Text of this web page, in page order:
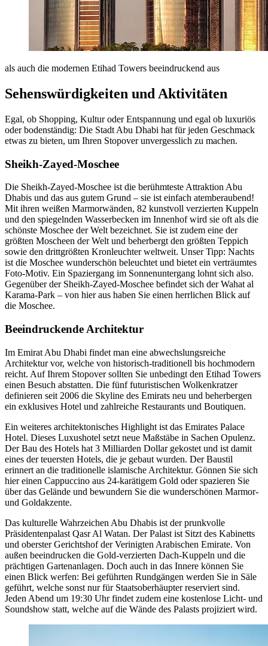
als auch die modernen Etihad Towers beeindruckend aus
Sehenswürdigkeiten und Aktivitäten
Egal, ob Shopping, Kultur oder Entspannung und egal ob luxuriös
oder bodenständig: Die Stadt Abu Dhabi hat für jeden Geschmack
etwas zu bieten, um Ihren Stopover unvergesslich zu machen.
Sheikh-Zayed-Moschee
Die Sheikh-Zayed-Moschee ist die berühmteste Attraktion Abu
Dhabis und das aus gutem Grund – sie ist einfach atemberaubend!
Mit ihren weißen Marmorwänden, 82 kunstvoll verzierten Kuppeln
und den spiegelnden Wasserbecken im Innenhof wird sie oft als die
schönste Moschee der Welt bezeichnet. Sie ist zudem eine der
größten Moscheen der Welt und beherbergt den größten Teppich
sowie den drittgrößten Kronleuchter weltweit. Unser Tipp: Nachts
ist die Moschee wunderschön beleuchtet und bietet ein verträumtes
Foto-Motiv. Ein Spaziergang im Sonnenuntergang lohnt sich also.
Gegenüber der Sheikh-Zayed-Moschee befindet sich der Wahat al
Karama-Park – von hier aus haben Sie einen herrlichen Blick auf
die Moschee.
Beeindruckende Architektur
Im Emirat Abu Dhabi findet man eine abwechslungsreiche
Architektur vor, welche von historisch-traditionell bis hochmodern
reicht. Auf Ihrem Stopover sollten Sie unbedingt den Etihad Towers
einen Besuch abstatten. Die fünf futuristischen Wolkenkratzer
definieren seit 2006 die Skyline des Emirats neu und beherbergen
ein exklusives Hotel und zahlreiche Restaurants und Boutiquen.
Ein weiteres architektonisches Highlight ist das Emirates Palace
Hotel. Dieses Luxushotel setzt neue Maßstäbe in Sachen Opulenz.
Der Bau des Hotels hat 3 Milliarden Dollar gekostet und ist damit
eines der teuersten Hotels, die je gebaut wurden. Der Baustil
erinnert an die traditionelle islamische Architektur. Gönnen Sie sich
hier einen Cappuccino aus 24-karätigem Gold oder spazieren Sie
über das Gelände und bewundern Sie die wunderschönen Marmor-
und Goldakzente.
Das kulturelle Wahrzeichen Abu Dhabis ist der prunkvolle
Präsidentenpalast Qasr Al Watan. Der Palast ist Sitzt des Kabinetts
und oberster Gerichtshof der Verinigten Arabischen Emirate. Von
außen beeindrucken die Gold-verzierten Dach-Kuppeln und die
prächtigen Gartenanlagen. Doch auch in das Innere können Sie
einen Blick werfen: Bei geführten Rundgängen werden Sie in Säle
geführt, welche sonst nur für Staatsoberhäupter reserviert sind.
Jeden Abend um 19:30 Uhr findet zudem eine kostenlose Licht- und
Soundshow statt, welche auf die Wände des Palasts projiziert wird.